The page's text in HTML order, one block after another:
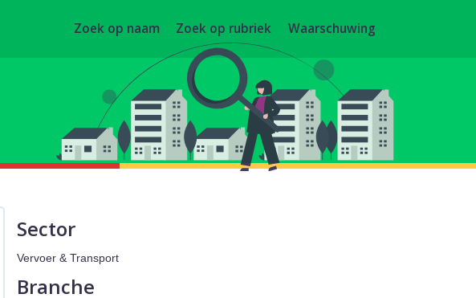
Zoek op naam Zoek op rubriek Waarschuwing
Sector
Vervoer & Transport
Branche